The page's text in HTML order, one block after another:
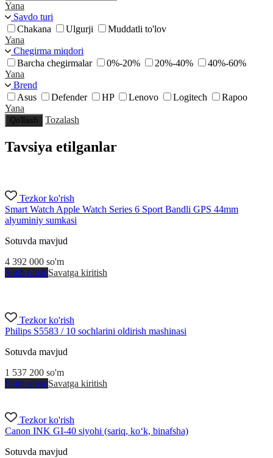
Yana
Savdo turi
Chakana
Ulgurji
Muddatli to'lov
Yana
Chegirma miqdori
Barcha chegirmalar
0%-20% 20%-40%
40%-60%
Yana
Brend
Asus
Defender HP Lenovo Logitech
Rapoo
Yana
Qo'llash Tozalash
Tavsiya etilganlar
Tezkor ko'rish
Smart Watch Apple Watch Series 6 Sport Bandli GPS 44mm
alyuminiy sumkasi
Sotuvda mavjud
4 392 000 so'm
Sotib olish Savatga kiritish
Tezkor ko'rish
Philips S5583 / 10 sochlarini oldirish mashinasi
Sotuvda mavjud
1 537 200 so'm
Sotib olish Savatga kiritish
Tezkor ko'rish
Canon INK GI-40 siyohi (sariq, ko‘k, binafsha)
Sotuvda mavjud